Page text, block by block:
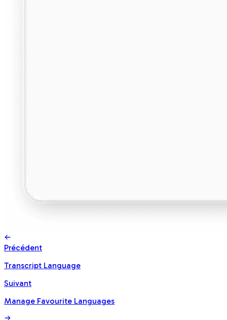
Précédent
Transcript Language
Suivant
Manage Favourite Languages